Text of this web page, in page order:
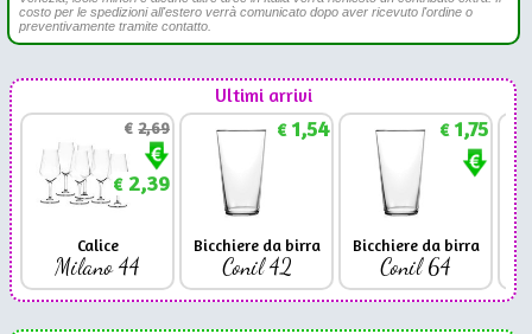
costo per le spedizioni all'estero verrà comunicato dopo aver ricevuto l'ordine o
preventivamente tramite contatto.
Ultimi arrivi
€2,69
€2,39
Calice
Milano 44
€1,54
Bicchiere da birra
Conil 42
€1,75
Bicchiere da birra
Conil 64